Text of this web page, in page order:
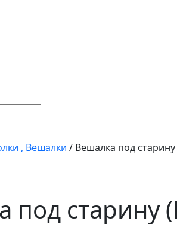
, Вешалки / Вешалка под старину
под старину